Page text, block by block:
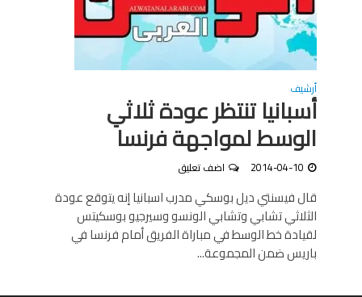
أرشيف
أسبانيا تنتظر عودة ثلاثي
الوسط لمواجهة فرنسا
2014-04-10 اضف تعليق
قال فيسنتي ديل بوسكي مدرب اسبانيا إنه يتوقع عودة
الثلاثي تشابي وتشابي الونسو وسيرجيو بوسكيتس
لقيادة خط الوسط في مباراة الفريق أمام فرنسا في
باريس ضمن المجموعة...